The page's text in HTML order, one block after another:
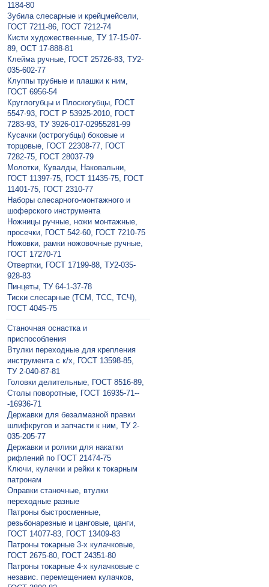
1184-80
Зубила слесарные и крейцмейсели,
ГОСТ 7211-86, ГОСТ 7212-74
Кисти художественные, ТУ 17-15-07-
89, ОСТ 17-888-81
Клейма ручные, ГОСТ 25726-83, ТУ2-
035-602-77
Клуппы трубные и плашки к ним,
ГОСТ 6956-54
Круглогубцы и Плоскогубцы, ГОСТ
5547-93, ГОСТ Р 53925-2010, ГОСТ
7283-93, ТУ 3926-017-02955281-99
Кусачки (острогубцы) боковые и
торцовые, ГОСТ 22308-77, ГОСТ
7282-75, ГОСТ 28037-79
Молотки, Кувалды, Наковальни,
ГОСТ 11397-75, ГОСТ 11435-75, ГОСТ
11401-75, ГОСТ 2310-77
Наборы слесарного-монтажного и
шоферского инструмента
Ножницы ручные, ножи монтажные,
просечки, ГОСТ 542-60, ГОСТ 7210-75
Ножовки, рамки ножовочные ручные,
ГОСТ 17270-71
Отвертки, ГОСТ 17199-88, ТУ2-035-
928-83
Пинцеты, ТУ 64-1-37-78
Тиски слесарные (ТСМ, ТСС, ТСЧ),
ГОСТ 4045-75
Станочная оснастка и
приспособления
Втулки переходные для крепления
инструмента с к/х, ГОСТ 13598-85,
ТУ 2-040-87-81
Головки делительные, ГОСТ 8516-89,
Столы поворотные, ГОСТ 16935-71--
-16936-71
Державки для безалмазной правки
шлифкругов и запчасти к ним, ТУ 2-
035-205-77
Державки и ролики для накатки
рифлений по ГОСТ 21474-75
Ключи, кулачки и рейки к токарным
патронам
Оправки станочные, втулки
переходные разные
Патроны быстросменные,
резьбонарезные и цанговые, цанги,
ГОСТ 14077-83, ГОСТ 13409-83
Патроны токарные 3-х кулачковые,
ГОСТ 2675-80, ГОСТ 24351-80
Патроны токарные 4-х кулачковые с
независ. перемещением кулачков,